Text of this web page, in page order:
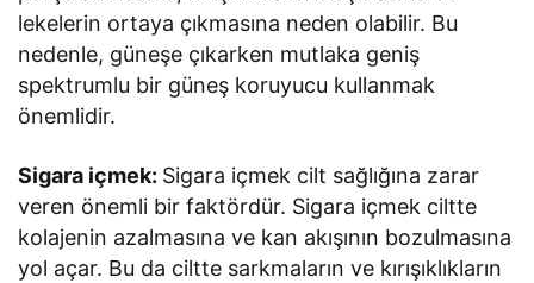
lekelerin ortaya çıkmasına neden olabilir. Bu
nedenle, güneşe çıkarken mutlaka geniş
spektrumlu bir güneş koruyucu kullanmak
önemlidir.
Sigara içmek: Sigara içmek cilt sağlığına zarar
veren önemli bir faktördür. Sigara içmek ciltte
kolajenin azalmasına ve kan akışının bozulmasına
yol açar. Bu da ciltte sarkmaların ve kırışıklıkların